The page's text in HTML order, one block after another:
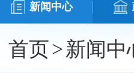
新闻中心
首页>新闻中